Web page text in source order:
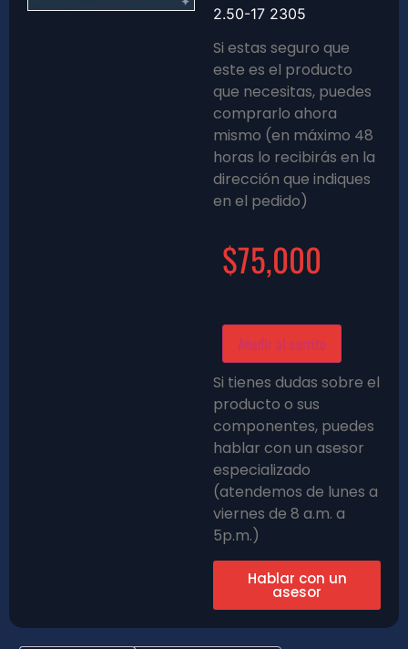
2.50-17 2305
Si estas seguro que
este es el producto
que necesitas, puedes
comprarlo ahora
mismo (en máximo 48
horas lo recibirás en la
dirección que indiques
en el pedido)
$75,000
Añadir al carrito
Si tienes dudas sobre el
producto o sus
componentes, puedes
hablar con un asesor
especializado
(atendemos de lunes a
viernes de 8 a.m. a
5p.m.)
Hablar con un
asesor